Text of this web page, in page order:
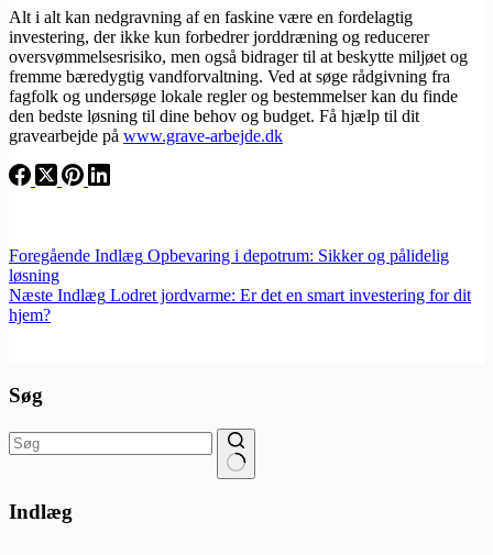
Alt i alt kan nedgravning af en faskine være en fordelagtig
investering, der ikke kun forbedrer jorddræning og reducerer
oversvømmelsesrisiko, men også bidrager til at beskytte miljøet og
fremme bæredygtig vandforvaltning. Ved at søge rådgivning fra
fagfolk og undersøge lokale regler og bestemmelser kan du finde
den bedste løsning til dine behov og budget. Få hjælp til dit
gravearbejde på www.grave-arbejde.dk
Foregående Indlæg Opbevaring i depotrum: Sikker og pålidelig
løsning
Næste Indlæg Lodret jordvarme: Er det en smart investering for dit
hjem?
Søg
resultater
Indlæg